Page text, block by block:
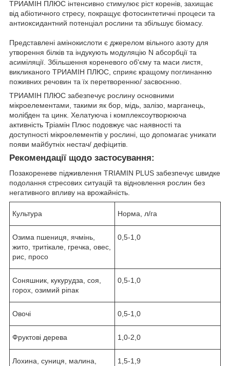
ТРИАМІН ПЛЮС інтенсивно стимулює ріст коренів, захищає
від абіотичного стресу, покращує фотосинтетичні процеси та
антиоксидантний потенціал рослини та збільшує біомасу.
Представлені амінокислоти є джерелом вільного азоту для
утворення білків та індукують модуляцію N абсорбції та
асиміляції. Збільшення кореневого об'єму та маси листя,
викликаного ТРИАМІН ПЛЮС, сприяє кращому поглинанню
поживних речовин та їх перетворенню/ засвоєнню.
ТРИАМІН ПЛЮС забезпечує рослину основними
мікроелементами, такими як бор, мідь, залізо, марганець,
молібден та цинк. Хелатуюча і комплексоутворююча
активність Тріамін Плюс подовжує час наявності та
доступності мікроелементів у рослині, що допомагає уникати
появи майбутніх нестач/ дефіцитів.
Рекомендації щодо застосування:
Позакореневе підживлення TRIAMIN PLUS забезпечує швидке
подолання стресових ситуацій та відновлення рослин без
негативного впливу на врожайність.
Культура Норма, л/га
Озима пшениця, ячмінь,
жито, тритікале, гречка, овес,
рис, просо
0,5-1,0
Соняшник, кукурудза, соя,
горох, озимий ріпак
0,5-1,0
Овочі 0,5-1,0
Фруктові дерева 1,0-2,0
Лохина, суниця, малина,
1,5-1,9